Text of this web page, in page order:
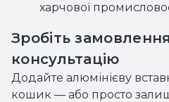
харчової
Зробіть
консультацію
Додайте алюмінієву
кошик — або просто